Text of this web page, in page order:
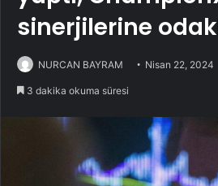
sinerjilerine
NURCAN BAYRAM Nisan 22, 2024
3 dakika okuma süresi